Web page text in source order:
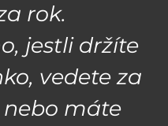
rok.
jestli držíte
vedete za
máte